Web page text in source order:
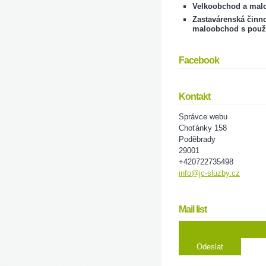
Velkoobchod a
Zastavárenská
maloobchod s
Facebook
Kontakt
Správce webu
Choťánky 158
Poděbrady
29001
+420722735498
info@jc-sluzby.cz
Mail list